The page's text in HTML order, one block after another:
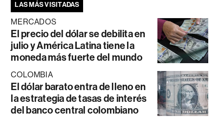
LAS MÁS VISITADAS
MERCADOS
El precio del dólar se debilita en
julio y América Latina tiene la
moneda más fuerte del mundo
COLOMBIA
El dólar barato entra de lleno en
la estrategia de tasas de interés
del banco central colombiano